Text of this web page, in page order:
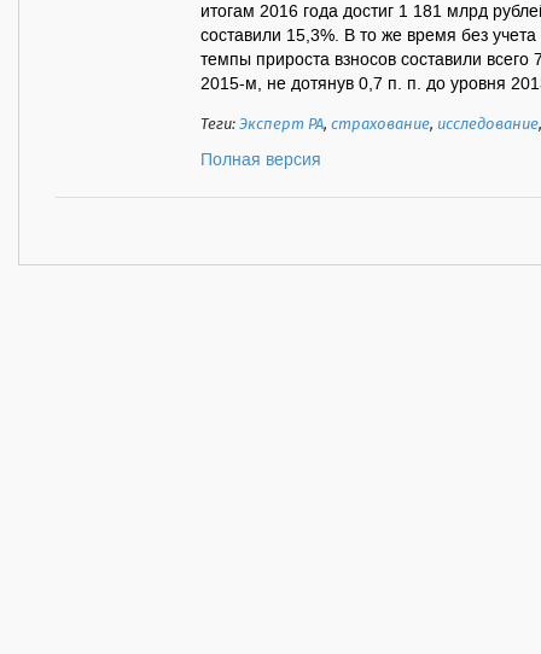
итогам 2016 года достиг 1 181 млрд
составили 15,3%. В то же время без
темпы прироста взносов составили
2015-м, не дотянув 0,7 п. п. до уровня
Теги:Эксперт РА,страхование, исследование
Полная версия